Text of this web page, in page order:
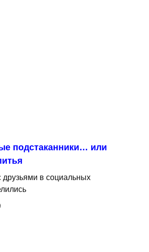
подстаканники… или
друзьями в социальных